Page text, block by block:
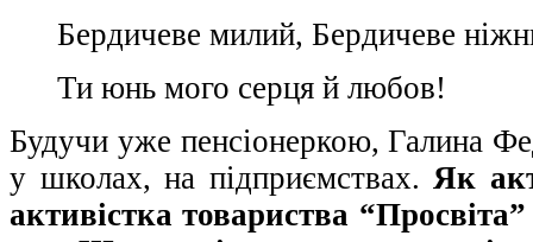
Бердичеве милий, Бердичеве
Ти юнь мого серця й любов!
Будучи уже пенсіонеркою, Галина
у школах, на підприємствах. Як
активістка товариства